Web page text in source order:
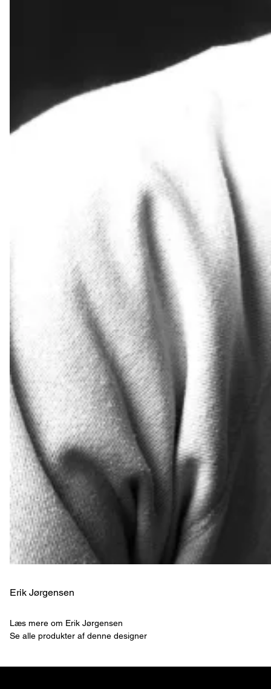
Erik Jørgensen
Læs mere om Erik Jørgensen
Se alle produkter af denne designer